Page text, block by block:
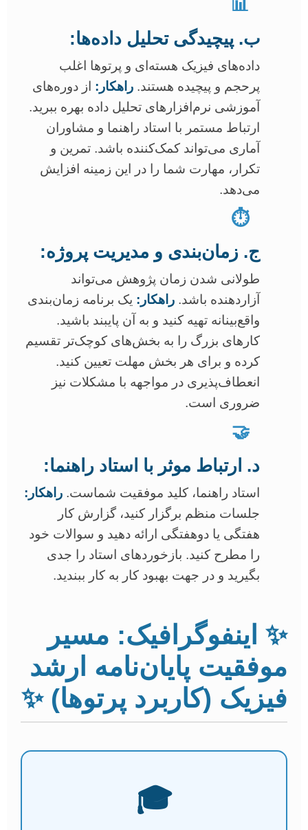
📊
ب. پیچیدگی تحلیل داده‌ها:
داده‌های فیزیک هسته‌ای و پرتوها اغلب
پرحجم و پیچیده هستند. راهکار: از دوره‌های
آموزشی نرم‌افزارهای تحلیل داده بهره ببرید.
ارتباط مستمر با استاد راهنما و مشاوران
آماری می‌تواند کمک‌کننده باشد. تمرین و
تکرار، مهارت شما را در این زمینه افزایش
می‌دهد.
⏱️
ج. زمان‌بندی و مدیریت پروژه:
طولانی شدن زمان پژوهش می‌تواند
آزاردهنده باشد. راهکار: یک برنامه زمان‌بندی
واقع‌بینانه تهیه کنید و به آن پایبند باشید.
کارهای بزرگ را به بخش‌های کوچک‌تر تقسیم
کرده و برای هر بخش مهلت تعیین کنید.
انعطاف‌پذیری در مواجهه با مشکلات نیز
ضروری است.
🤝
د. ارتباط موثر با استاد راهنما:
استاد راهنما، کلید موفقیت شماست. راهکار:
جلسات منظم برگزار کنید، گزارش کار
هفتگی یا دوهفتگی ارائه دهید و سوالات خود
را مطرح کنید. بازخوردهای استاد را جدی
بگیرید و در جهت بهبود کار به کار ببندید.
✨ اینفوگرافیک: مسیر
موفقیت پایان‌نامه ارشد
فیزیک (کاربرد پرتوها) ✨
🎓